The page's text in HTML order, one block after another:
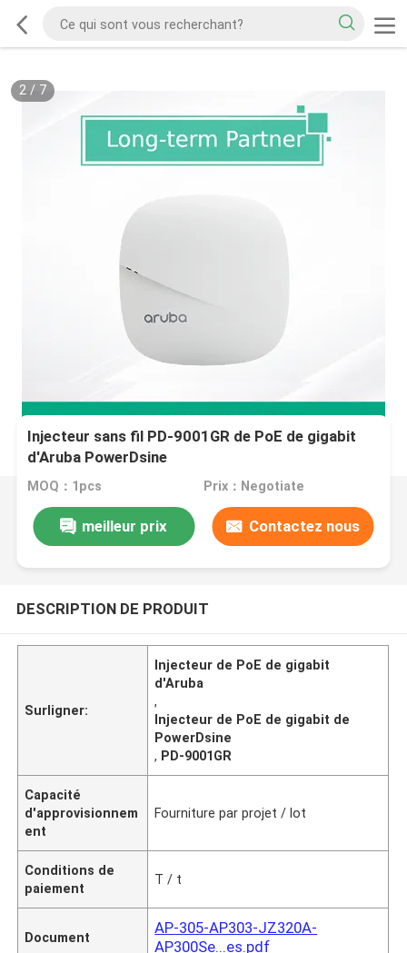
2/ 7
Injecteur sans fil PD-9001GR de PoE de gigabit
d'Aruba PowerDsine
MOQ：1pcs Prix：Negotiate
meilleur prix Contactez nous
DESCRIPTION DE PRODUIT
Surligner:
Injecteur de PoE de gigabit
d'Aruba
,
Injecteur de PoE de gigabit de
PowerDsine
, PD-9001GR
Capacité
d'approvisionnem
ent
Fourniture par projet / lot
Conditions de
paiement
T / t
Document
AP-305-AP303-JZ320A-
AP300Se...es.pdf